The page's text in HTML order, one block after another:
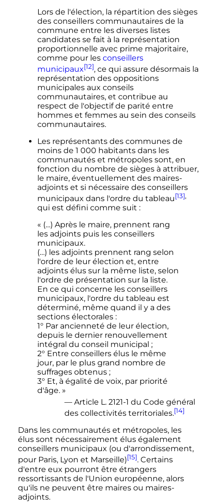
Lors de l'élection, la répartition des sièges
des conseillers communautaires de la
commune entre les diverses listes
candidates se fait à la représentation
proportionnelle avec prime majoritaire,
comme pour les conseillers
municipaux[12], ce qui assure désormais la
représentation des oppositions
municipales aux conseils
communautaires, et contribue au
respect de l'objectif de parité entre
hommes et femmes au sein des conseils
communautaires.
Les représentants des communes de
moins de 1 000 habitantsdans les
communautés et métropoles sont, en
fonction du nombre de sièges à attribuer,
le maire, éventuellement des maires-
adjoints et si nécessaire des conseillers
municipaux dans l'ordre du tableau[13],
qui est défini comme suit :
« (…) Après le maire, prennent rang
les adjoints puis les conseillers
municipaux.
(…) les adjoints prennent rang selon
l'ordre de leur élection et, entre
adjoints élus sur la même liste, selon
l'ordre de présentation sur la liste.
En ce qui concerne les conseillers
municipaux, l'ordre du tableau est
déterminé, même quand il y a des
sections électorales :
1° Par ancienneté de leur élection,
depuis le dernier renouvellement
intégral du conseil municipal ;
2° Entre conseillers élus le même
jour, par le plus grand nombre de
suffrages obtenus ;
3° Et, à égalité de voix, par priorité
d'âge. »
— Article L. 2121-1 du Code général
des collectivités territoriales.[14]
Dans les communautés et métropoles, les
élus sont nécessairement élus également
conseillers municipaux (ou d'arrondissement,
pour Paris, Lyon et Marseille)[15]. Certains
d'entre eux pourront être étrangers
ressortissants de l'Union européenne, alors
qu'ils ne peuvent être maires ou maires-
adjoints.